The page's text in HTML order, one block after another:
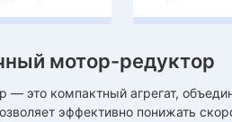
мотор-редуктор
— это компактный агрегат,
эффективно понижать